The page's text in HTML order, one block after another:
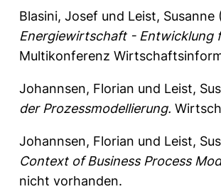
Blasini, Josef und Leist, Susanne
Energiewirtschaft - Entwicklung
Multikonferenz
Johannsen, Florian und Leist,
der Prozessmodellierung.
Johannsen, Florian und Leist,
Context of Business Process
nicht vorhanden.